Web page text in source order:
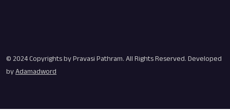
© 2024 Copyrights byPravasi Pathram. All Rights Reserved. Developed
byAdamadword